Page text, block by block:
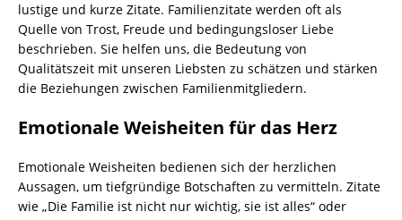
lustige und kurze Zitate. Familienzitate werden oft als
Quelle von Trost, Freude und bedingungsloser Liebe
beschrieben. Sie helfen uns, die Bedeutung von
Qualitätszeit mit unseren Liebsten zu schätzen und stärken
die Beziehungen zwischen Familienmitgliedern.
Emotionale Weisheiten für das Herz
Emotionale Weisheiten bedienen sich der herzlichen
Aussagen, um tiefgründige Botschaften zu vermitteln. Zitate
wie „Die Familie ist nicht nur wichtig, sie ist alles“ oder